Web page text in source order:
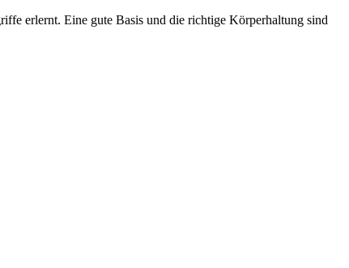
erlernt. Eine gute Basis und die richtige Körperhaltung sind